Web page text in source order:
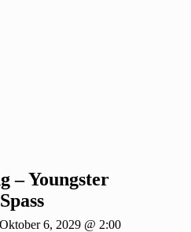
– Youngster
Oktober 6, 2029 @ 2:00